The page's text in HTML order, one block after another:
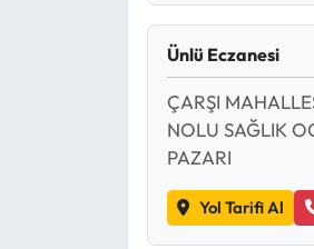
Ünlü Eczanesi
ÇARŞI
NOLU SAĞLIK
PAZARI
Yol Tarifi Al